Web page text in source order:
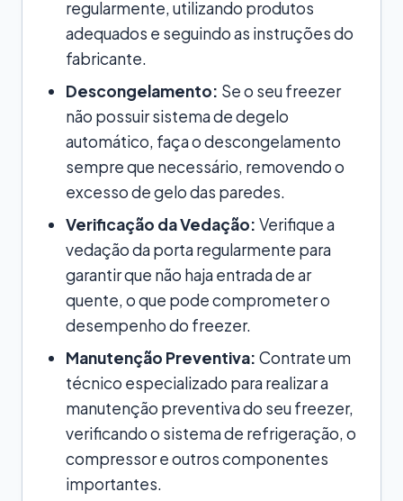
regularmente, utilizando produtos
adequados e seguindo as instruções do
fabricante.
Descongelamento: Se o seu freezer
não possuir sistema de degelo
automático, faça o descongelamento
sempre que necessário, removendo o
excesso de gelo das paredes.
Verificação da Vedação: Verifique a
vedação da porta regularmente para
garantir que não haja entrada de ar
quente, o que pode comprometer o
desempenho do freezer.
Manutenção Preventiva: Contrate um
técnico especializado para realizar a
manutenção preventiva do seu freezer,
verificando o sistema de refrigeração, o
compressor e outros componentes
importantes.